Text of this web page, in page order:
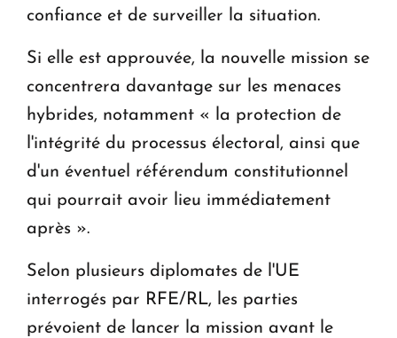
confiance et de surveiller la situation.
Si elle est approuvée, la nouvelle mission se
concentrera davantage sur les menaces
hybrides, notamment « la protection de
l'intégrité du processus électoral, ainsi que
d'un éventuel référendum constitutionnel
qui pourrait avoir lieu immédiatement
après ».
Selon plusieurs diplomates de l'UE
interrogés par RFE/RL, les parties
prévoient de lancer la mission avant le